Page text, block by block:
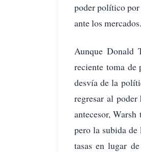
poder político
ante los mercados.
Aunque Donald
reciente toma de
desvía de la
regresar al
antecesor,
pero la subida
tasas en lugar